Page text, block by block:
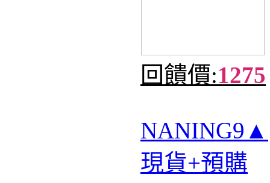
回饋價:1275
NANING9▲
現貨+預購